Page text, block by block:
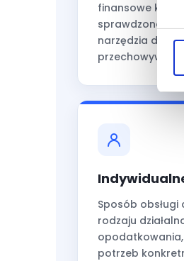
finansowe
sprawdzone
narzędzia do
przechowywania
Sposób
rodzaju
potrzeb